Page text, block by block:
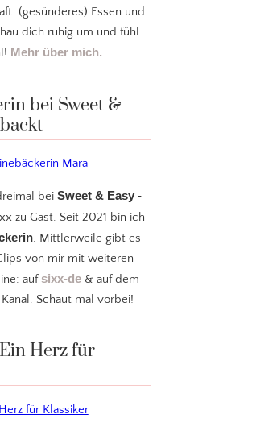
(gesünderes) Essen und
dich ruhig um und fühl
Mehr über mich.
bei Sweet &
bei Sweet & Easy -
zu Gast. Seit 2021 bin ich
. Mittlerweile gibt es
von mir mit weiteren
auf sixx-de& auf dem
Schaut mal vorbei!
Herz für